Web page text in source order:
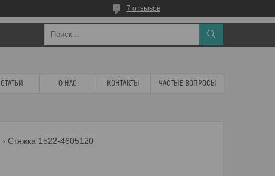
7 отзывов
СТАТЬИ О НАС КОНТАКТЫ ЧАСТЫЕ ВОПРОСЫ
Стяжка 1522-4605120